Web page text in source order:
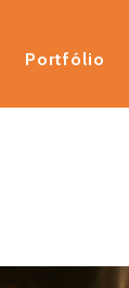
Portfólio